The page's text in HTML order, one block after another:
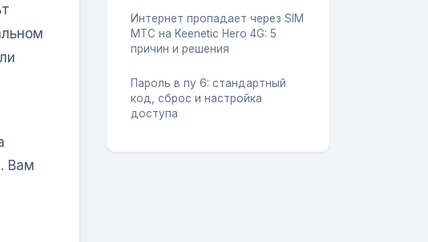
Вам
Интернет пропадает через SIM
МТС на Keenetic Hero 4G: 5
причин и решения
Пароль в пу 6: стандартный
код, сброс и настройка
доступа